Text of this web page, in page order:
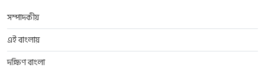
সম্পাদকীয়
এই বাংলায়
দক্ষিণ বাংলা